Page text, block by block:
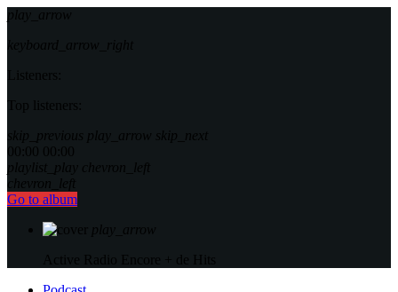
play_arrow
keyboard_arrow_right
Listeners:
Top listeners:
skip_previous play_arrow skip_next
00:00 00:00
playlist_play chevron_left
chevron_left
Go to album
play_arrow
Active Radio Encore + de Hits